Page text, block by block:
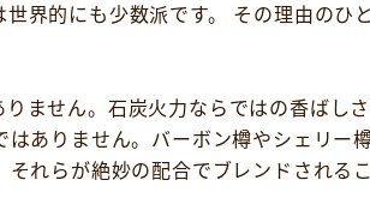
界的にも少数派です。 その理由のひ
ません。石炭火力ならではの香ばし
ありません。バーボン樽やシェリー
れらが絶妙の配合でブレンドされる